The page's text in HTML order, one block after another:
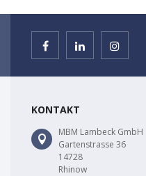
KONTAKT
MBM Lambeck GmbH
Gartenstrasse 36
14728
Rhinow